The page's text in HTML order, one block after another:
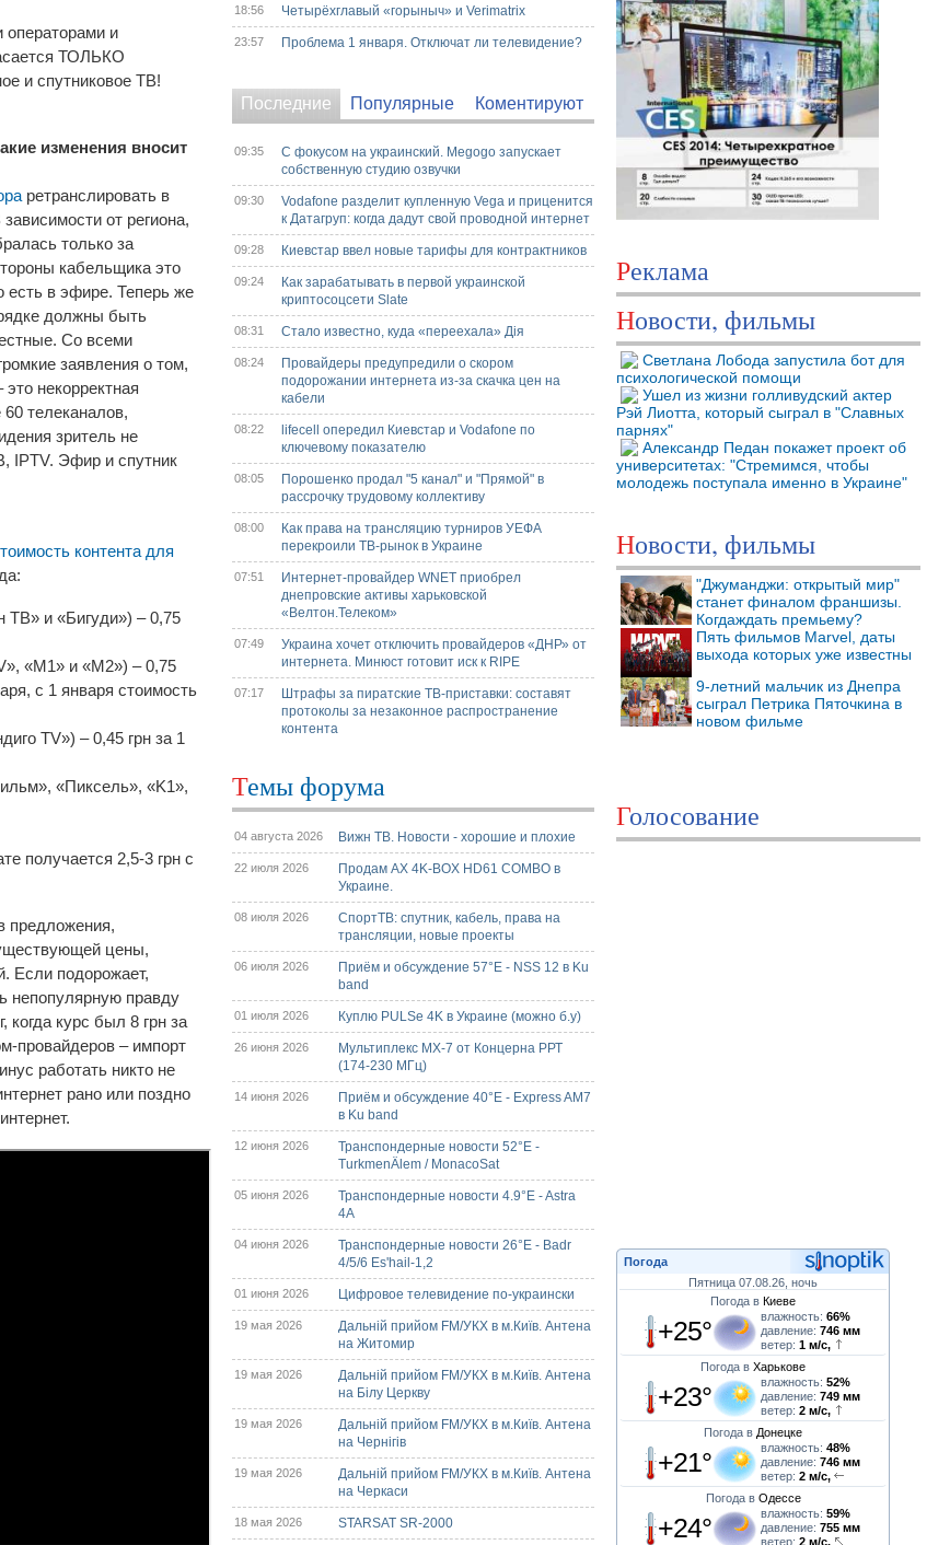
Реклама
Новости, фильмы
Светлана Лобода запустила бот для
психологической помощи
Ушел из жизни голливудский актер
Рэй Лиотта, который сыграл в "Славных
парнях"
Александр Педан покажет проект об
университетах: "Стремимся, чтобы
молодежь поступала именно в Украине"
Новости, фильмы
"Джуманджи: открытый мир"
станет финалом франшизы.
Когдаждать премьему?
Пять фильмов Marvel, даты
выхода которых уже известны
9-летний мальчик из Днепра
сыграл Петрика Пяточкина в
новом фильме
Голосование
Погода
Пятница 07.08.26, ночь
Погода в Киеве
+25° влажность: 66%
давление: 746 мм
ветер: 1 м/с,
Погода в Харькове
+23° влажность: 52%
давление: 749 мм
ветер: 2 м/с,
Погода в Донецке
+21° влажность: 48%
давление: 746 мм
ветер: 2 м/с,
Погода в Одессе
+24° влажность: 59%
давление: 755 мм
ветер: 2 м/с,
операторами и
ТОЛЬКО
и спутниковое ТВ!
изменения вносит
ретранслировать в
от региона,
только за
кабельщика это
есть в эфире. Теперь же
должны быть
Со всеми
заявления о том,
некорректная
60 телеканалов,
зритель не
IPTV. Эфир и спутник
контента для
и «Бигуди») – 0,75
«М1» и «М2») – 0,75
с 1 января стоимость
TV») – 0,45 грн за 1
«Пиксель», «K1»,
получается 2,5-3 грн с
предложения,
цены,
Если подорожает,
непопулярную правду
когда курс был 8 грн за
провайдеров – импорт
работать никто не
рано или поздно
18:56 Четырёхглавый «горыныч» и Verimatrix
23:57 Проблема 1 января. Отключат ли телевидение?
Последние Популярные Коментируют
09:35
С фокусом на украинский. Megogo запускает
собственную студию озвучки
09:30
Vodafone разделит купленную Vega и приценится
к Датагруп: когда дадут свой проводной интернет
09:28 Киевстар ввел новые тарифы для контрактников
09:24
Как зарабатывать в первой украинской
криптосоцсети Slate
08:31 Стало известно, куда «переехала» Дія
08:24
Провайдеры предупредили о скором
подорожании интернета из-за скачка цен на
кабели
08:22
lifecell опередил Киевстар и Vodafone по
ключевому показателю
08:05
Порошенко продал "5 канал" и "Прямой" в
рассрочку трудовому коллективу
08:00
Как права на трансляцию турниров УЕФА
перекроили ТВ-рынок в Украине
07:51
Интернет-провайдер WNET приобрел
днепровские активы харьковской
«Велтон.Телеком»
07:49
Украина хочет отключить провайдеров «ДНР» от
интернета. Минюст готовит иск к RIPE
07:17
Штрафы за пиратские ТВ-приставки: составят
протоколы за незаконное распространение
контента
Темы форума
04 августа 2026 Вижн ТВ. Новости - хорошие и плохие
22 июля 2026
Продам AX 4K-BOX HD61 COMBO в
Украине.
08 июля 2026
СпортТВ: спутник, кабель, права на
трансляции, новые проекты
06 июля 2026
Приём и обсуждение 57°E - NSS 12 в Ku
band
01 июля 2026 Куплю PULSe 4K в Украине (можно б.у)
26 июня 2026
Мультиплекс МХ-7 от Концерна РРТ
(174-230 МГц)
14 июня 2026
Приём и обсуждение 40°E - Express AM7
в Ku band
12 июня 2026
Транспондерные новости 52°E -
TurkmenÄlem / MonacoSat
05 июня 2026
Транспондерные новости 4.9°E - Astra
4A
04 июня 2026
Транспондерные новости 26°E - Badr
4/5/6 Es'hail-1,2
01 июня 2026 Цифровое телевидение по-украински
19 мая 2026
Дальній прийом FM/УКХ в м.Київ. Антена
на Житомир
19 мая 2026
Дальній прийом FM/УКХ в м.Київ. Антена
на Білу Церкву
19 мая 2026
Дальній прийом FM/УКХ в м.Київ. Антена
на Чернігів
19 мая 2026
Дальній прийом FM/УКХ в м.Київ. Антена
на Черкаси
18 мая 2026 STARSAT SR-2000